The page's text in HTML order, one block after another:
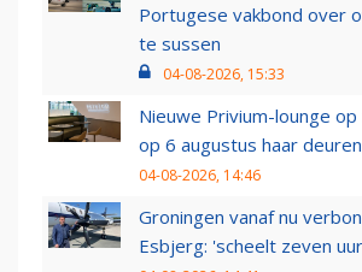
Portugese vakbond over
te sussen
04-08-2026, 15:33
Nieuwe Privium-lounge
op 6 augustus haar deuren
04-08-2026, 14:46
Groningen vanaf nu
Esbjerg: 'scheelt zeven